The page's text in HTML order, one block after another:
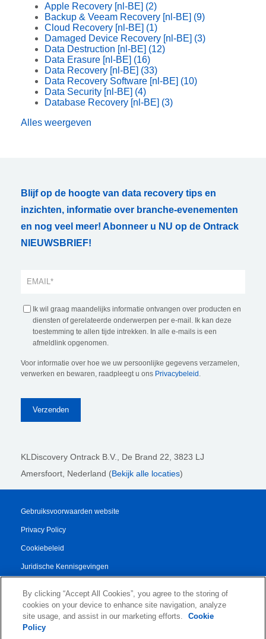
Apple Recovery [nl-BE] (2)
Backup & Veeam Recovery [nl-BE] (9)
Cloud Recovery [nl-BE] (1)
Damaged Device Recovery [nl-BE] (3)
Data Destruction [nl-BE] (12)
Data Erasure [nl-BE] (16)
Data Recovery [nl-BE] (33)
Data Recovery Software [nl-BE] (10)
Data Security [nl-BE] (4)
Database Recovery [nl-BE] (3)
Alles weergeven
Blijf op de hoogte van data recovery tips en
inzichten, informatie over branche-evenementen
en nog veel meer! Abonneer u NU op de Ontrack
NIEUWSBRIEF!
Ik wil graag maandelijks informatie ontvangen over producten en
diensten of gerelateerde onderwerpen per e-mail. Ik kan deze
toestemming te allen tijde intrekken. In alle e-mails is een
afmeldlink opgenomen.
Voor informatie over hoe we uw persoonlijke gegevens verzamelen,
verwerken en bewaren, raadpleegt u ons Privacybeleid
KLDiscovery Ontrack B.V., De Brand 22, 3823 LJ
Amersfoort, Nederland (Bekijk alle locaties)
Gebruiksvoorwaarden website
Privacy Policy
Cookiebeleid
Juridische Kennisgevingen
Algemene Voorwaarden
Authorised Partner Agreement
By clicking “Accept All Cookies”, you agree to the storing of
cookies on your device to enhance site navigation, analyze
site usage, and assist in our marketing efforts.
Cookie
Policy